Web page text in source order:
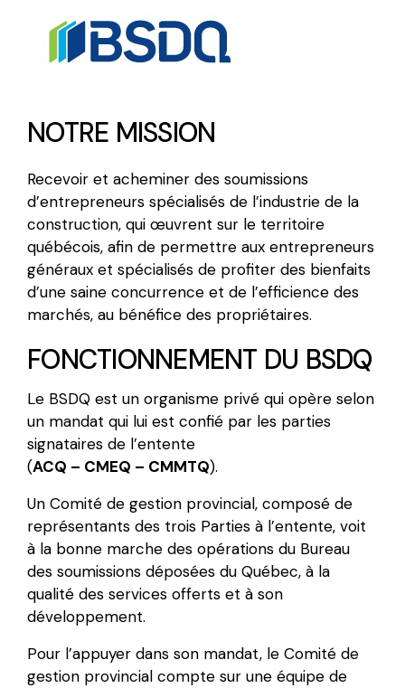
NOTRE MISSION
Recevoir et acheminer des soumissions
d’entrepreneurs spécialisés de l’industrie de la
construction, qui œuvrent sur le territoire
québécois, afin de permettre aux entrepreneurs
généraux et spécialisés de profiter des bienfaits
d’une saine concurrence et de l’efficience des
marchés, au bénéfice des propriétaires.
FONCTIONNEMENT DU BSDQ
Le BSDQ est un organisme privé qui opère selon
un mandat qui lui est confié par les parties
signataires de l’entente
(ACQ – CMEQ – CMMTQ).
Un Comité de gestion provincial, composé de
représentants des trois Parties à l’entente, voit
à la bonne marche des opérations du Bureau
des soumissions déposées du Québec, à la
qualité des services offerts et à son
développement.
Pour l’appuyer dans son mandat, le Comité de
gestion provincial compte sur une équipe de